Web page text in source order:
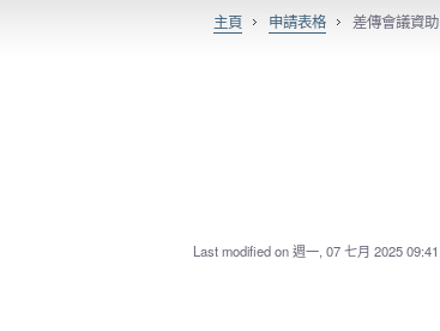
主頁 申請表格 差傳會議資助
Last modified on 週一, 07 七月 2025 09:41